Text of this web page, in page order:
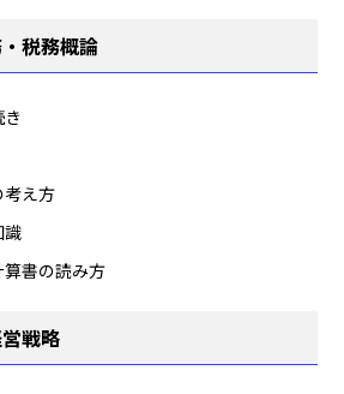
税務概論
考え方
識
書の読み方
戦略